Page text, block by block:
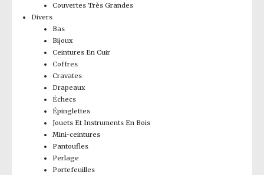
Couvertes Très Grandes
Divers
Bas
Bijoux
Ceintures En Cuir
Coffres
Cravates
Drapeaux
Échecs
Épinglettes
Jouets Et Instruments En Bois
Mini-ceintures
Pantoufles
Perlage
Portefeuilles